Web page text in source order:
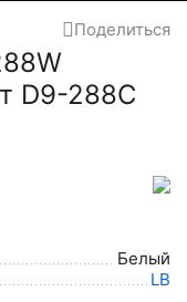
Поделиться
D9-288C
Белый
LB